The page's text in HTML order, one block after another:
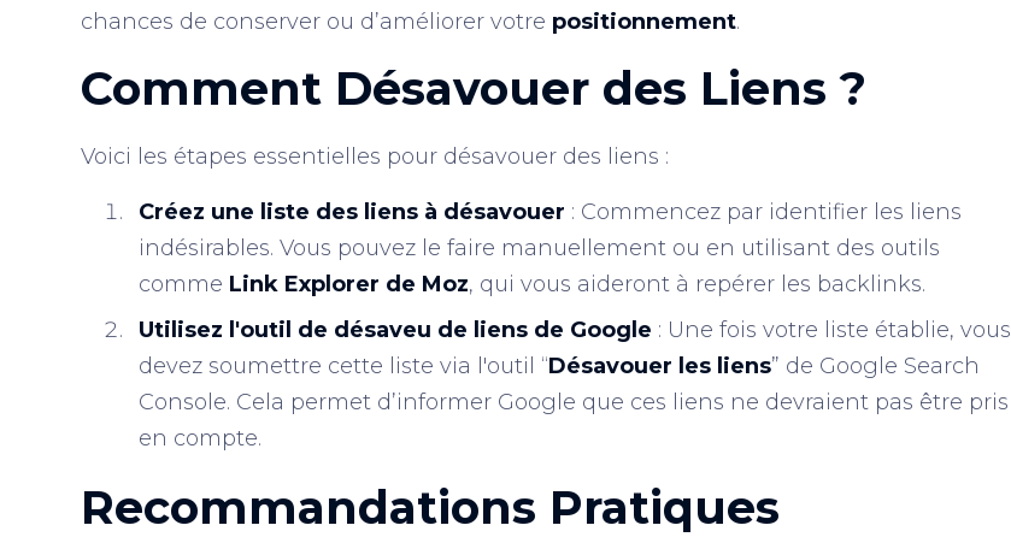
chances de conserver ou d’améliorer votre positionnement.
Comment Désavouer des Liens ?
Voici les étapes essentielles pour désavouer des liens :
Créez une liste des liens à désavouer : Commencez par identifier les liens
indésirables. Vous pouvez le faire manuellement ou en utilisant des outils
comme Link Explorer de Moz, qui vous aideront à repérer les backlinks.
Utilisez l'outil de désaveu de liens de Google : Une fois votre liste établie, vous
devez soumettre cette liste via l'outil “Désavouer les liens” de Google Search
Console. Cela permet d’informer Google que ces liens ne devraient pas être pris
en compte.
Recommandations Pratiques